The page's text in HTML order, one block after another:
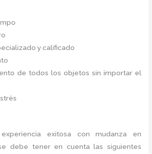
y calificado
de todos los objetos sin importar el
exitosa con mudanza en
debe tener en cuenta las siguientes